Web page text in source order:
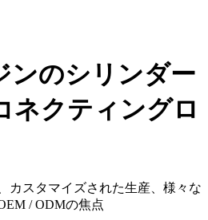
ンのシリンダー
ネクティングロ
カスタマイズされた生産、様々な
/ ODMの焦点